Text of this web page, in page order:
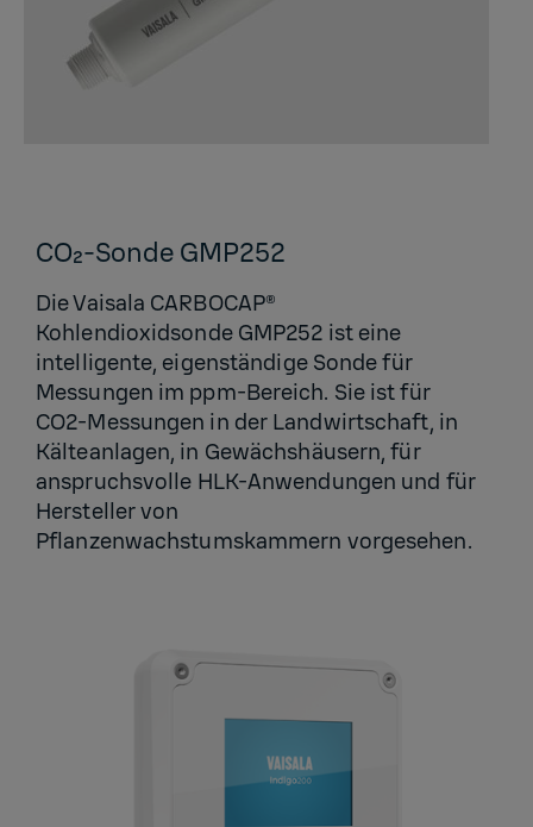
CO₂-Sonde GMP252
Die Vaisala CARBOCAP®
Kohlendioxidsonde GMP252 ist eine
intelligente, eigenständige Sonde für
Messungen im ppm-Bereich. Sie ist für
CO2-Messungen in der Landwirtschaft, in
Kälteanlagen, in Gewächshäusern, für
anspruchsvolle HLK-Anwendungen und für
Hersteller von
Pflanzenwachstumskammern vorgesehen.